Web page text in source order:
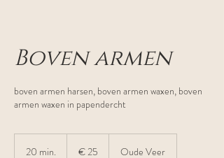
Boven armen
boven armen harsen, boven armen waxen, boven
armen waxen in papendercht
20 min. € 25 Oude Veer